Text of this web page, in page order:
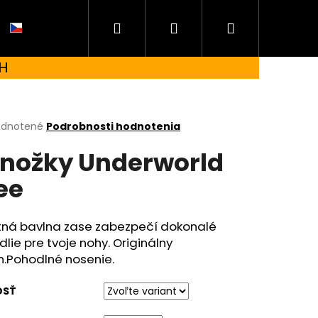
Hľadať PrihlásenieNákupný
košík
Podrobnosti hodnotenia
Underworld
bavlna zase zabezpečí dokonalé
pre tvoje nohy. Originálny
nosenie.